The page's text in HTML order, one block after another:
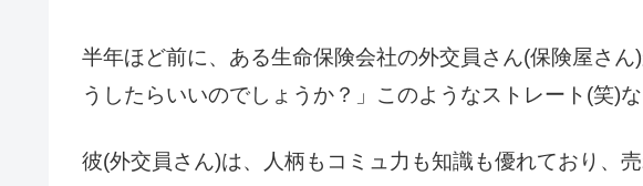
半年ほど前に、ある生命保険会社の外交員さん(保険屋さ
うしたらいいのでしょうか？」このようなストレート(笑)
彼(外交員さん)は、人柄もコミュ力も知識も優れており、